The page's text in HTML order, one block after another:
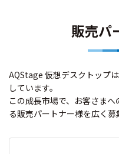
販売パ
AQStage 仮想デスクトップ
しています。
この成長市場で、お客さま
る販売パートナー様を広く募